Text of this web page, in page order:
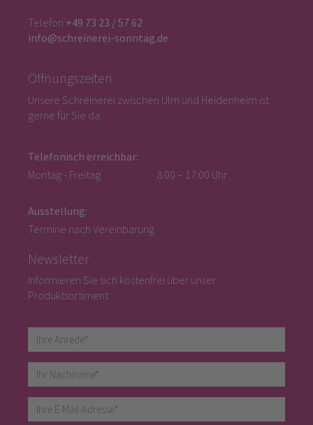
Telefon +49 73 23 / 57 62
info@schreinerei-sonntag.de
Öffnungszeiten
Unsere Schreinerei zwischen Ulm und Heidenheim ist
gerne für Sie da.
Telefonisch erreichbar:
Montag - Freitag
8:00 – 17:00 Uhr
Ausstellung:
Termine nach Vereinbarung
Newsletter
Informieren Sie sich kostenfrei über unser
Produktsortiment.